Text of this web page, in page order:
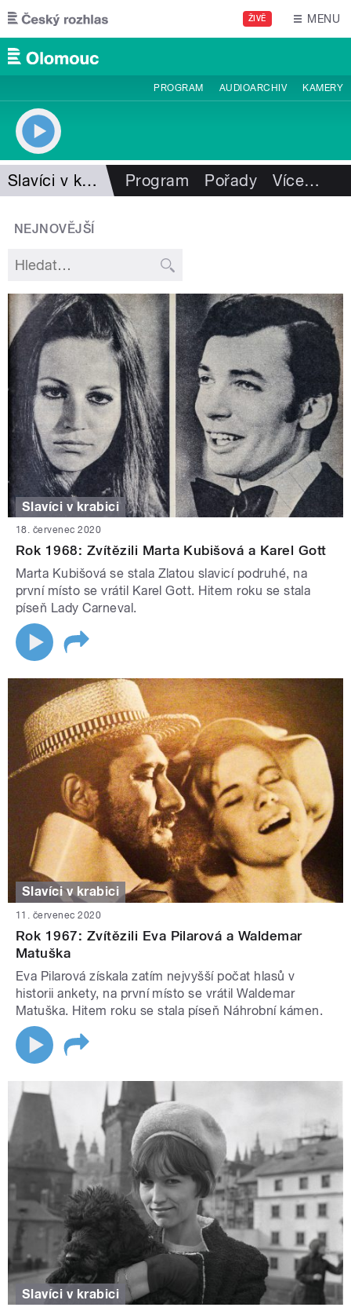
Přejít k hlavnímu obsahu
ŽIVĚ MENU
PROGRAM AUDIOARCHIV KAMERY
Slavíci v krabici Program Pořady Více…
NEJNOVĚJŠÍ
Slavíci v krabici
18. červenec 2020
Rok 1968: Zvítězili Marta Kubišová a Karel Gott
Marta Kubišová se stala Zlatou slavicí podruhé, na
první místo se vrátil Karel Gott. Hitem roku se stala
píseň Lady Carneval.
Slavíci v krabici
11. červenec 2020
Rok 1967: Zvítězili Eva Pilarová a Waldemar
Matuška
Eva Pilarová získala zatím nejvyšší počat hlasů v
historii ankety, na první místo se vrátil Waldemar
Matuška. Hitem roku se stala píseň Náhrobní kámen.
Slavíci v krabici